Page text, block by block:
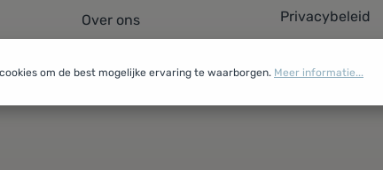
Over ons
Privacybeleid
om de best mogelijke ervaring te waarborgen. Meer informatie...